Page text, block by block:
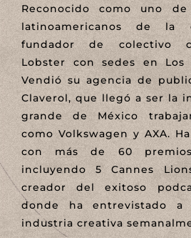
Reconocido como uno
latinoamericanos de la
fundador de colectivo
Lobster con sedes en Los
Vendió su agencia de
Claverol, que llegó a ser la
grande de México
como Volkswagen y AXA.
con más de 60 premios
incluyendo 5 Cannes
creador del exitoso
donde ha entrevistado a
industria creativa